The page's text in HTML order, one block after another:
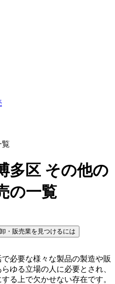
覧
多区 その他の
の一覧
・販売業を見つけるには
必要な様々な製品の製造や販
ゆる立場の人に必要とされ、
る上で欠かせない存在です。